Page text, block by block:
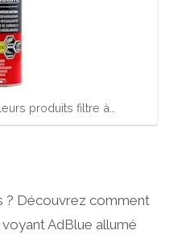
produits filtre à…
? Découvrez comment
AdBlue allumé